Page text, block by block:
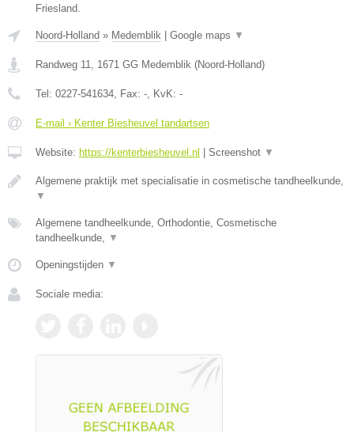
Friesland.
Noord-Holland » Medemblik | Google maps ▼
Randweg 11 1671 GG Medemblik (Noord-Holland)
Tel: 0227-541634 , Fax: - , KvK: -
E-mail › Kenter Biesheuvel tandartsen
Website: https://kenterbiesheuvel.nl | Screenshot ▼
Algemene praktijk met specialisatie in cosmetische tandheelkunde,
▼
Algemene tandheelkunde, Orthodontie, Cosmetische
tandheelkunde,
▼
Openingstijden ▼
Sociale media: